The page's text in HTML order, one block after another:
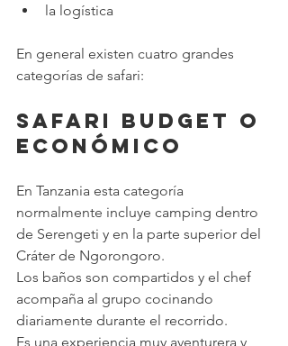
la logística
En general existen cuatro grandes
categorías de safari:
Safari Budget o
Económico
En Tanzania esta categoría
normalmente incluye camping dentro
de Serengeti y en la parte superior del
Cráter de Ngorongoro.
Los baños son compartidos y el chef
acompaña al grupo cocinando
diariamente durante el recorrido.
Es una experiencia muy aventurera y